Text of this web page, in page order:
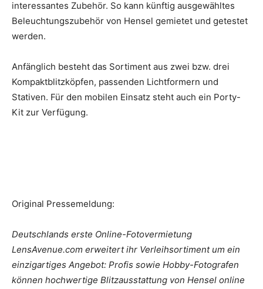
interessantes Zubehör. So kann künftig ausgewähltes
Beleuchtungszubehör von Hensel gemietet und getestet
werden.
Anfänglich besteht das Sortiment aus zwei bzw. drei
Kompaktblitzköpfen, passenden Lichtformern und
Stativen. Für den mobilen Einsatz steht auch ein Porty-
Kit zur Verfügung.
Original Pressemeldung:
Deutschlands erste Online-Fotovermietung
LensAvenue.com erweitert ihr Verleihsortiment um ein
einzigartiges Angebot: Profis sowie Hobby-Fotografen
können hochwertige Blitzausstattung von Hensel online